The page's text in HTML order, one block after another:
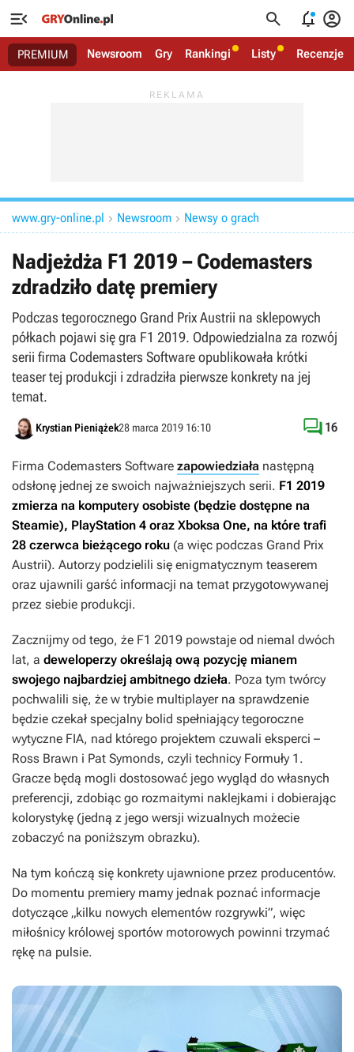
   
PREMIUM Newsroom Gry Rankingi Listy Recenzje
www.gry-online.pl  Newsroom  Newsy o grach
Nadjeżdża F1 2019 – Codemasters
zdradziło datę premiery
Podczas tegorocznego Grand Prix Austrii na sklepowych
półkach pojawi się gra F1 2019. Odpowiedzialna za rozwój
serii firma Codemasters Software opublikowała krótki
teaser tej produkcji i zdradziła pierwsze konkrety na jej
temat.
Krystian Pieniążek28 marca 2019 16:10  16
Firma Codemasters Software zapowiedziała następną
odsłonę jednej ze swoich najważniejszych serii. F1 2019
zmierza na komputery osobiste (będzie dostępne na
Steamie), PlayStation 4 oraz Xboksa One, na które trafi
28 czerwca bieżącego roku (a więc podczas Grand Prix
Austrii). Autorzy podzielili się enigmatycznym teaserem
oraz ujawnili garść informacji na temat przygotowywanej
przez siebie produkcji.
Zacznijmy od tego, że F1 2019 powstaje od niemal dwóch
lat, a deweloperzy określają ową pozycję mianem
swojego najbardziej ambitnego dzieła. Poza tym twórcy
pochwalili się, że w trybie multiplayer na sprawdzenie
będzie czekał specjalny bolid spełniający tegoroczne
wytyczne FIA, nad którego projektem czuwali eksperci –
Ross Brawn i Pat Symonds, czyli technicy Formuły 1.
Gracze będą mogli dostosować jego wygląd do własnych
preferencji, zdobiąc go rozmaitymi naklejkami i dobierając
kolorystykę (jedną z jego wersji wizualnych możecie
zobaczyć na poniższym obrazku).
Na tym kończą się konkrety ujawnione przez producentów.
Do momentu premiery mamy jednak poznać informacje
dotyczące „kilku nowych elementów rozgrywki”, więc
miłośnicy królowej sportów motorowych powinni trzymać
rękę na pulsie.